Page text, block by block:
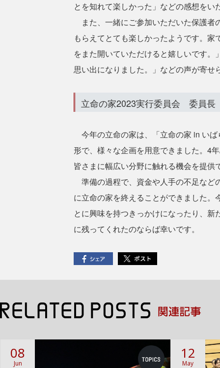
とを知れて楽しかった」などの感想をい
また、一緒にご参加いただいた保護者
もらえてとても楽しかったようです。
をまた開いていただけると嬉しいです
思い出になりました。」などの声が寄せ
立命の家2023実行委員会 委員長
今年の立命の家は、「立命の家 in い
形で、様々な企画を用意できました。4
皆さまに幅広い分野に触れる機会を提供
準備の過程で、資金や人手の不足など
に立命の家を終えることができました
とに興味を持つきっかけになったり、
に残ってくれたのならば幸いです。
08
Jun
12
May